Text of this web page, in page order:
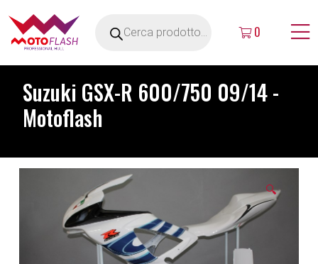
0
Suzuki GSX-R 600/750 09/14 -
Motoflash
🔍